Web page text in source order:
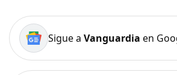
Sigue a Vanguardia en